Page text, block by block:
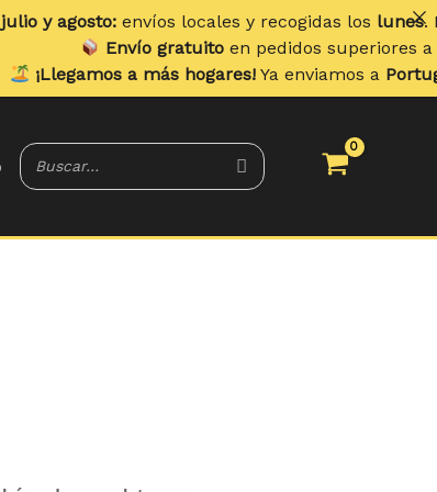
envíos locales y recogidas loslunes. Envíos a
Envío gratuitoen pedidos superiores a70 €.
a más hogares!Ya enviamos aPortugal y